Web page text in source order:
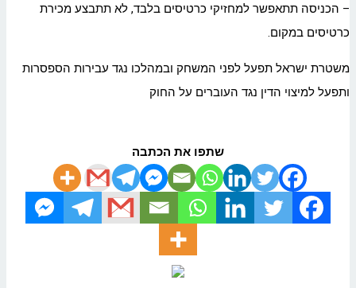
– הכניסה תתאפשר למחזיקי כרטיסים בלבד, לא תתבצע מכירת
כרטיסים במקום.
משטרת ישראל תפעל לפני המשחק ובמהלכו נגד עבירות הספסרות
ותפעל למיצוי הדין נגד העוברים על החוק
שתפו את הכתבה